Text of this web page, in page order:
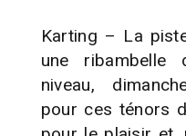
Karting – La
une ribambelle
niveau,
pour ces ténors